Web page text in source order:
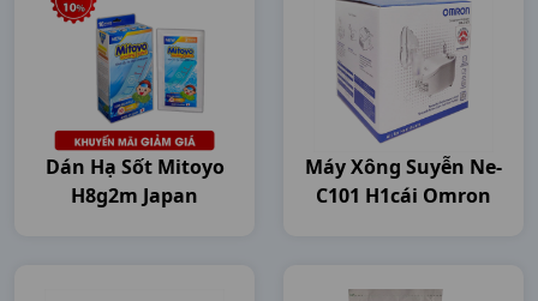
Dán Hạ Sốt Mitoyo
H8g2m Japan
Máy Xông Suyễn Ne-
C101 H1cái Omron